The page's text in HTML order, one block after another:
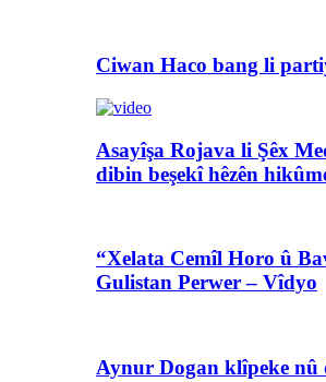
Ciwan Haco bang li
Asayîşa Rojava li Şêx
dibin beşekî hêzên
“Xelata Cemîl Horo û
Gulistan Perwer – Vîdyo
Aynur Dogan klîpeke nû